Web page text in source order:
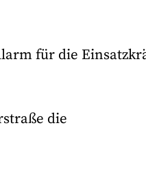
für die
die